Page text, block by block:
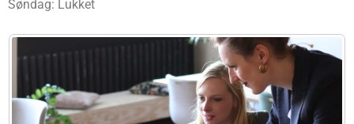
Søndag: Lukket